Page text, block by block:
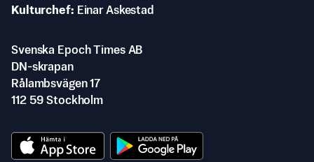
Kulturchef
Einar Askestad
Svenska Epoch Times AB
DN-skrapan
Rålambsvägen 17
112 59 Stockholm